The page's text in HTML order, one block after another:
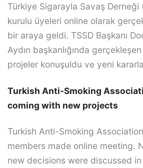
Türkiye Sigarayla Savaş Derneği
kurulu üyeleri online olarak
bir araya geldi. TSSD Başkanı
Aydın başkanlığında
projeler konuşuldu ve yeni
Turkish Anti-Smoking
coming with new projects
Turkish Anti-Smoking
members made online meeting.
new decisions were discussed